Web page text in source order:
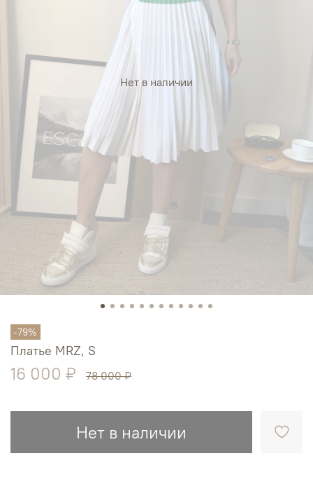
Нет в наличии
-79%
Платье MRZ, S
16 000 ₽ 78 000 ₽
Нет в наличии